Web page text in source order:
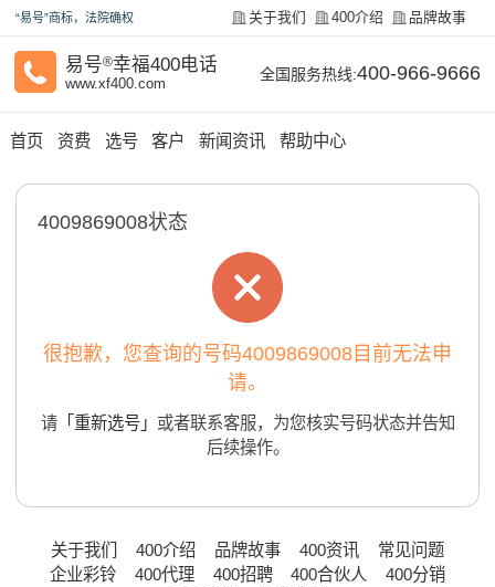
“易号”商标，法院确权 关于我们 400介绍 品牌故事
易号®幸福400电话
www.xf400.com
全国服务热线:400-966-9666
首页 资费 选号 客户 新闻资讯 帮助中心
4009869008状态
很抱歉，您查询的号码4009869008目前无法申
请。
请「重新选号」 或者联系客服，为您核实号码状态并告知
后续操作。
关于我们 400介绍 品牌故事 400资讯
常见问题
企业彩铃
400代理 400招聘 400合伙人
400分销